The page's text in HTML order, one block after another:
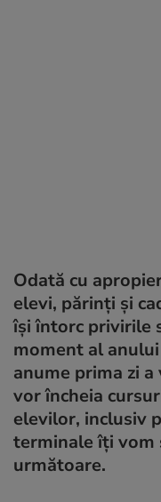
Odată cu
elevi, părinți și
își întorc privirile
moment al
anume prima zi a
vor încheia
elevilor, inclusiv
terminale îți vom
următoare.